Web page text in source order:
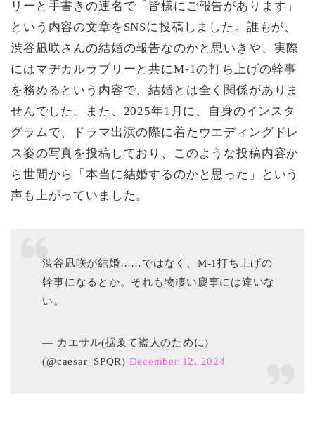
リーと手書きの連名で「皆様にご報告があります」
という内容の文章をSNSに投稿しました。誰もが、
渋谷凪咲さんの結婚の報告なのかと思いきや、実際
にはマヂカルラブリーと共にM-1の打ち上げの幹事
を務めるという内容で、結婚とは全く関係がありま
せんでした。また、2025年1月に、自身のインスタ
グラムで、ドラマ出演の際に着たウエディングドレ
ス姿の写真を投稿しており、このような投稿内容か
ら世間から「本当に結婚するのかと思った」という
声も上がっていました。
渋谷凪咲が結婚……ではなく、M-1打ち上げの
幹事になるとか。それも物凄い慶事には違いな
い。
— カエサル(据ゑて盗人のために)
(@caesar_SPQR) December 12, 2024